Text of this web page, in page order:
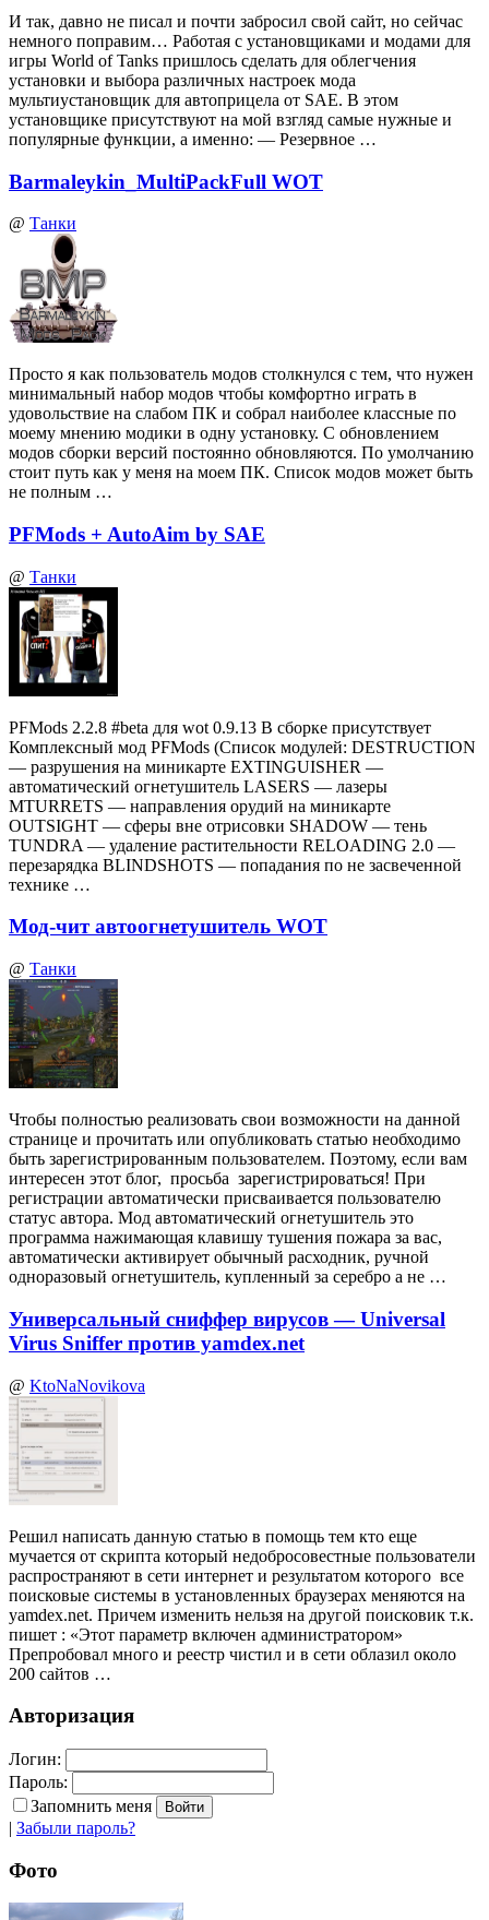
И так, давно не писал и почти забросил свой сайт, но сейчас
немного поправим… Работая с установщиками и модами для
игры World of Tanks пришлось сделать для облегчения
установки и выбора различных настроек мода
мультиустановщик для автоприцела от SAE. В этом
установщике присутствуют на мой взгляд самые нужные и
популярные функции, а именно: — Резервное …
Barmaleykin_MultiPackFull WOT
@ Танки
Просто я как пользователь модов столкнулся с тем, что нужен
минимальный набор модов чтобы комфортно играть в
удовольствие на слабом ПК и собрал наиболее классные по
моему мнению модики в одну установку. С обновлением
модов сборки версий постоянно обновляются. По умолчанию
стоит путь как у меня на моем ПК. Список модов может быть
не полным …
PFMods + AutoAim by SAE
@ Танки
PFMods 2.2.8 #beta для wot 0.9.13 В сборке присутствует
Комплексный мод PFMods (Список модулей: DESTRUCTION
— разрушения на миникарте EXTINGUISHER —
автоматический огнетушитель LASERS — лазеры
MTURRETS — направления орудий на миникарте
OUTSIGHT — сферы вне отрисовки SHADOW — тень
TUNDRA — удаление растительности RELOADING 2.0 —
перезарядка BLINDSHOTS — попадания по не засвеченной
технике …
Мод-чит автоогнетушитель WOT
@ Танки
Чтобы полностью реализовать свои возможности на данной
странице и прочитать или опубликовать статью необходимо
быть зарегистрированным пользователем. Поэтому, если вам
интересен этот блог, просьба зарегистрироваться! При
регистрации автоматически присваивается пользователю
статус автора. Мод автоматический огнетушитель это
программа нажимающая клавишу тушения пожара за вас,
автоматически активирует обычный расходник, ручной
одноразовый огнетушитель, купленный за серебро а не …
Универсальный сниффер вирусов — Universal
Virus Sniffer против yamdex.net
@ KtoNaNovikova
Решил написать данную статью в помощь тем кто еще
мучается от скрипта который недобросовестные пользователи
распространяют в сети интернет и результатом которого все
поисковые системы в установленных браузерах меняются на
yamdex.net. Причем изменить нельзя на другой поисковик т.к.
пишет : «Этот параметр включен администратором»
Препробовал много и реестр чистил и в сети облазил около
200 сайтов …
Авторизация
Логин:
Пароль:
Запомнить меня
| Забыли пароль?
Фото